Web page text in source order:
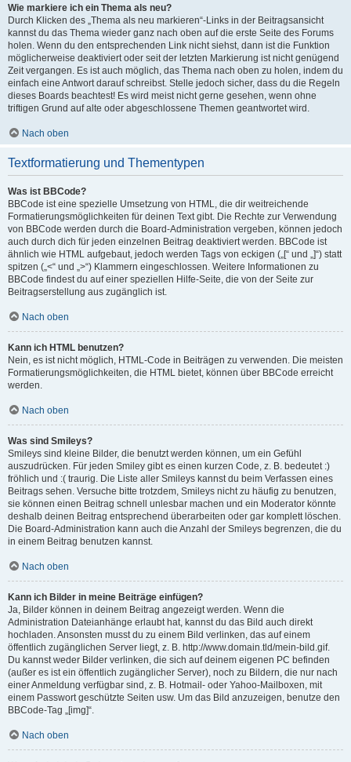
Wie markiere ich ein Thema als neu?
Durch Klicken des „Thema als neu markieren“-Links in der Beitragsansicht
kannst du das Thema wieder ganz nach oben auf die erste Seite des Forums
holen. Wenn du den entsprechenden Link nicht siehst, dann ist die Funktion
möglicherweise deaktiviert oder seit der letzten Markierung ist nicht genügend
Zeit vergangen. Es ist auch möglich, das Thema nach oben zu holen, indem du
einfach eine Antwort darauf schreibst. Stelle jedoch sicher, dass du die Regeln
dieses Boards beachtest! Es wird meist nicht gerne gesehen, wenn ohne
triftigen Grund auf alte oder abgeschlossene Themen geantwortet wird.
Nach oben
Textformatierung und Thementypen
Was ist BBCode?
BBCode ist eine spezielle Umsetzung von HTML, die dir weitreichende
Formatierungsmöglichkeiten für deinen Text gibt. Die Rechte zur Verwendung
von BBCode werden durch die Board-Administration vergeben, können jedoch
auch durch dich für jeden einzelnen Beitrag deaktiviert werden. BBCode ist
ähnlich wie HTML aufgebaut, jedoch werden Tags von eckigen („[“ und „]“) statt
spitzen („<“ und „>“) Klammern eingeschlossen. Weitere Informationen zu
BBCode findest du auf einer speziellen Hilfe-Seite, die von der Seite zur
Beitragserstellung aus zugänglich ist.
Nach oben
Kann ich HTML benutzen?
Nein, es ist nicht möglich, HTML-Code in Beiträgen zu verwenden. Die meisten
Formatierungsmöglichkeiten, die HTML bietet, können über BBCode erreicht
werden.
Nach oben
Was sind Smileys?
Smileys sind kleine Bilder, die benutzt werden können, um ein Gefühl
auszudrücken. Für jeden Smiley gibt es einen kurzen Code, z. B. bedeutet :)
fröhlich und :( traurig. Die Liste aller Smileys kannst du beim Verfassen eines
Beitrags sehen. Versuche bitte trotzdem, Smileys nicht zu häufig zu benutzen,
sie können einen Beitrag schnell unlesbar machen und ein Moderator könnte
deshalb deinen Beitrag entsprechend überarbeiten oder gar komplett löschen.
Die Board-Administration kann auch die Anzahl der Smileys begrenzen, die du
in einem Beitrag benutzen kannst.
Nach oben
Kann ich Bilder in meine Beiträge einfügen?
Ja, Bilder können in deinem Beitrag angezeigt werden. Wenn die
Administration Dateianhänge erlaubt hat, kannst du das Bild auch direkt
hochladen. Ansonsten musst du zu einem Bild verlinken, das auf einem
öffentlich zugänglichen Server liegt, z. B. http://www.domain.tld/mein-bild.gif.
Du kannst weder Bilder verlinken, die sich auf deinem eigenen PC befinden
(außer es ist ein öffentlich zugänglicher Server), noch zu Bildern, die nur nach
einer Anmeldung verfügbar sind, z. B. Hotmail- oder Yahoo-Mailboxen, mit
einem Passwort geschützte Seiten usw. Um das Bild anzuzeigen, benutze den
BBCode-Tag „[img]“.
Nach oben